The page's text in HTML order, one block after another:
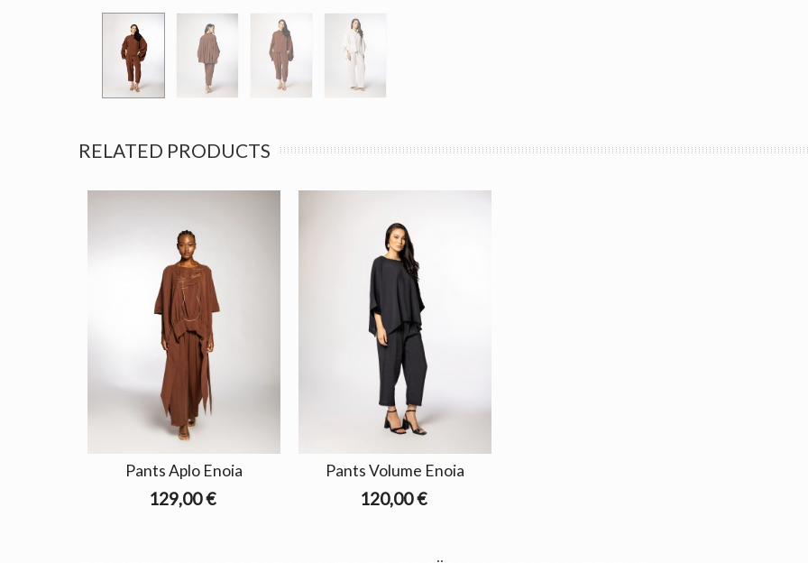
RELATED PRODUCTS
Pants Aplo Enoia
129,00 €
Pants Volume Enoia
120,00 €